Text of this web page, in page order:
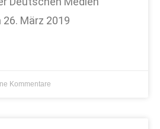
März 2019
Kommentare